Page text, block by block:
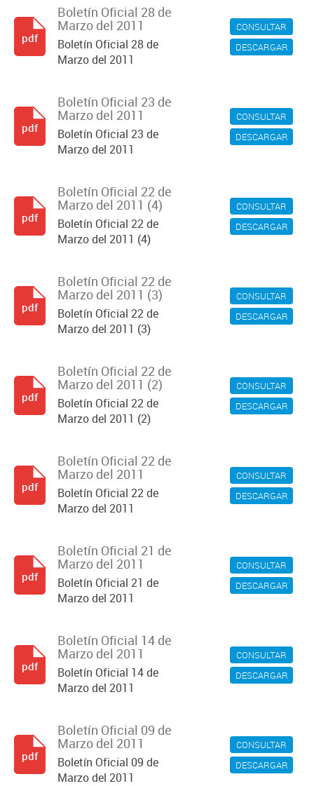
CONSULTAR
DESCARGAR
Boletín Oficial 28 de
Marzo del 2011
Boletín Oficial 28 de
Marzo del 2011
pdf
CONSULTAR
DESCARGAR
Boletín Oficial 23 de
Marzo del 2011
Boletín Oficial 23 de
Marzo del 2011
pdf
CONSULTAR
DESCARGAR
Boletín Oficial 22 de
Marzo del 2011 (4)
Boletín Oficial 22 de
Marzo del 2011 (4)
pdf
CONSULTAR
DESCARGAR
Boletín Oficial 22 de
Marzo del 2011 (3)
Boletín Oficial 22 de
Marzo del 2011 (3)
pdf
CONSULTAR
DESCARGAR
Boletín Oficial 22 de
Marzo del 2011 (2)
Boletín Oficial 22 de
Marzo del 2011 (2)
pdf
CONSULTAR
DESCARGAR
Boletín Oficial 22 de
Marzo del 2011
Boletín Oficial 22 de
Marzo del 2011
pdf
CONSULTAR
DESCARGAR
Boletín Oficial 21 de
Marzo del 2011
Boletín Oficial 21 de
Marzo del 2011
pdf
CONSULTAR
DESCARGAR
Boletín Oficial 14 de
Marzo del 2011
Boletín Oficial 14 de
Marzo del 2011
pdf
CONSULTAR
DESCARGAR
Boletín Oficial 09 de
Marzo del 2011
Boletín Oficial 09 de
Marzo del 2011
pdf